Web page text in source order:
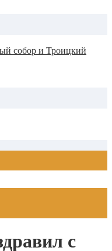
собор и Троицкий
с